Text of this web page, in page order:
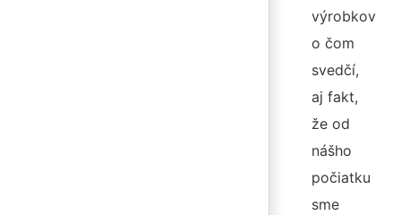
výrobkov
o čom
svedčí,
aj fakt,
že od
nášho
počiatku
sme